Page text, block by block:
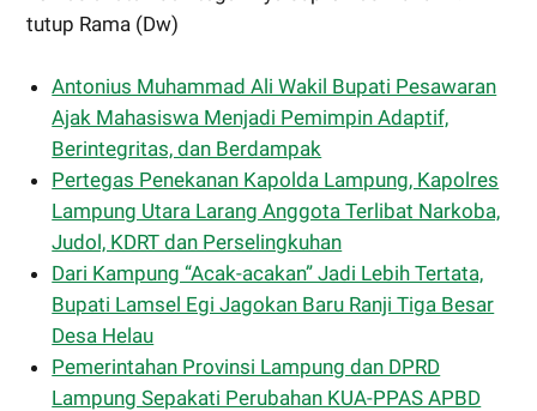
tutup Rama (Dw)
Antonius Muhammad Ali Wakil Bupati Pesawaran
Ajak Mahasiswa Menjadi Pemimpin Adaptif,
Berintegritas, dan Berdampak
Pertegas Penekanan Kapolda Lampung, Kapolres
Lampung Utara Larang Anggota Terlibat Narkoba,
Judol, KDRT dan Perselingkuhan
Dari Kampung “Acak-acakan” Jadi Lebih Tertata,
Bupati Lamsel Egi Jagokan Baru Ranji Tiga Besar
Desa Helau
Pemerintahan Provinsi Lampung dan DPRD
Lampung Sepakati Perubahan KUA-PPAS APBD